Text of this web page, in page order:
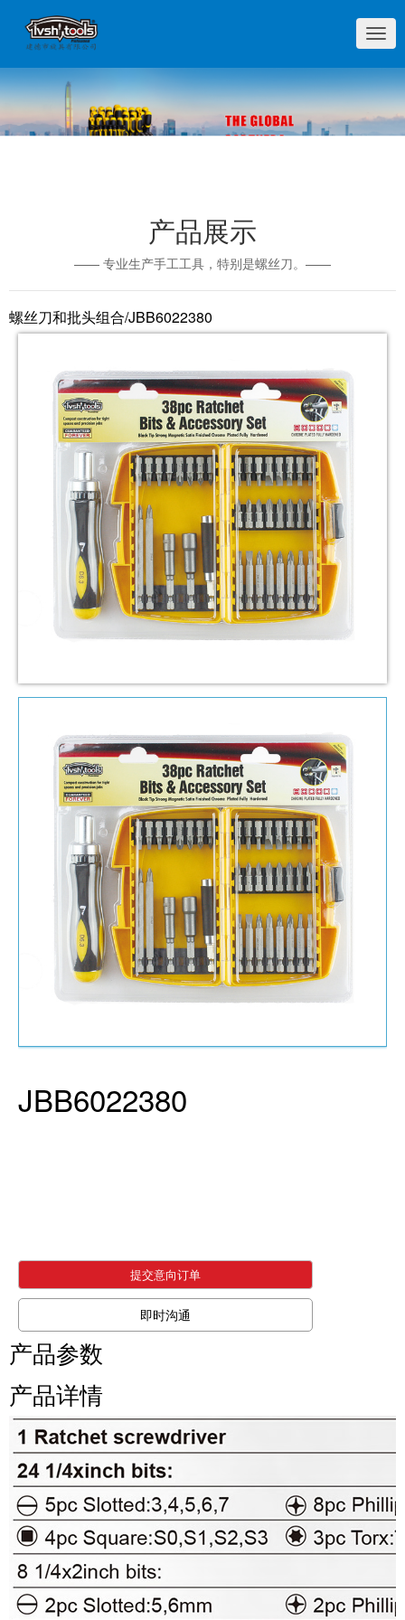
切
换
导
航
产品展示
—— 专业生产手工工具，特别是螺丝刀。——
螺丝刀和批头组合/JBB6022380
JBB6022380
提交意向订单
即时沟通
产品参数
产品详情